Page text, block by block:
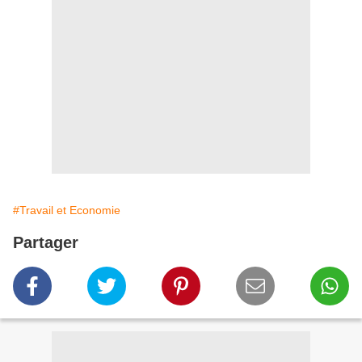
#Travail et Economie
Partager